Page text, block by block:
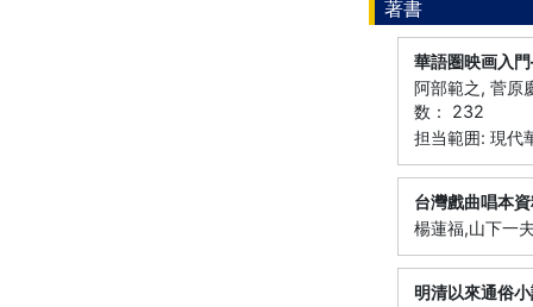
著書
華語圏映画入
阿部範之, 菅
数： 232
担当範囲: 現代
台灣戲曲唱本
楊蓮福,山下一
明清以來通俗